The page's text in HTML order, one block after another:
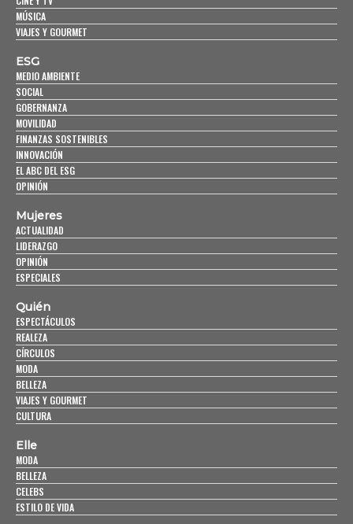
MÚSICA
VIAJES Y GOURMET
ESG
MEDIO AMBIENTE
SOCIAL
GOBERNANZA
MOVILIDAD
FINANZAS SOSTENIBLES
INNOVACIÓN
EL ABC DEL ESG
OPINIÓN
Mujeres
ACTUALIDAD
LIDERAZGO
OPINIÓN
ESPECIALES
Quién
ESPECTÁCULOS
REALEZA
CÍRCULOS
MODA
BELLEZA
VIAJES Y GOURMET
CULTURA
Elle
MODA
BELLEZA
CELEBS
ESTILO DE VIDA